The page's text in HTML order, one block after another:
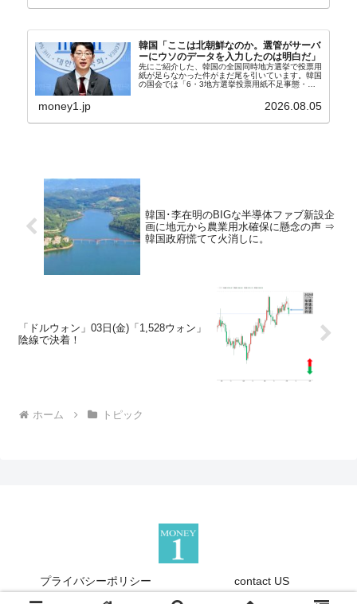
韓国「ここは北朝鮮なのか。選管がサーバ
ーにウソのデータを入力したのは明白だ」
先にご紹介した、韓国の全国同時地方選挙で投票用
紙が足らなかった件がまだ尾を引いています。韓国
の国会では「6・3地方選挙投票用紙不足事態・国
す。『国民の力』の朱晋佑（チュ・ジヌ）議員はそ
money1.jp 2026.08.05
韓国･李在明のBIGな半導体ファブ新設企
画に地元から農業用水確保に懸念の声 ⇒
韓国政府慌てて火消しに。
「ドルウォン」03日(金)「1,528ウォン」
陰線で決着！
ホーム トピック
プライバシーポリシー contact US